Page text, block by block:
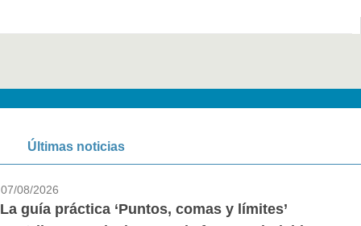
Últimas noticias
07/08/2026
La guía práctica ‘Puntos, comas y límites’